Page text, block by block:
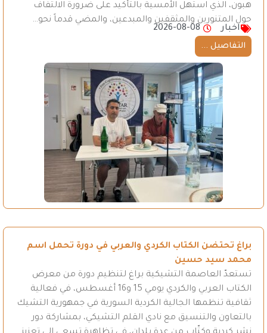
هبون، الذي استهل الأمسية بالتأكيد على ضرورة الالتفاف
حول المتنورين والمثقفين والمبدعين، والمضي قدماً نحو…
اخبار
2026-08-08
التفاصيل ...
براغ تحتضن الكتاب الكردي والعربي في دورة تحمل اسم
محمد سيد حسين
تستعدّ العاصمة التشيكية براغ لتنظيم دورة من معرض
الكتاب العربي والكردي يومي 15 و16 أغسطس، في فعالية
ثقافية تنظمها الجالية الكردية السورية في جمهورية التشيك
بالتعاون والتنسيق مع نادي القلم التشيكي، بمشاركة دور